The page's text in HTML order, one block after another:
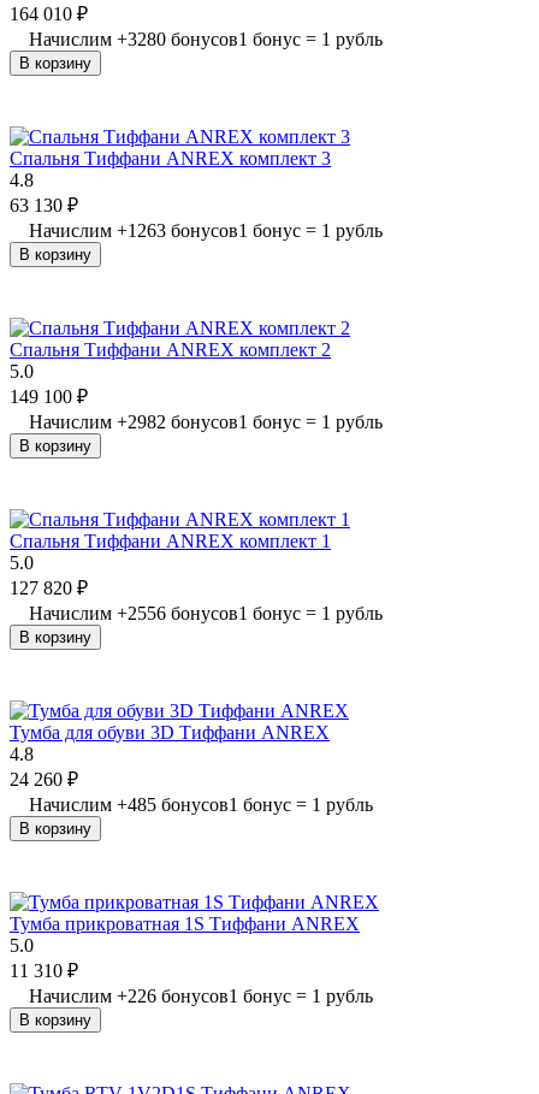
164 010 ₽
Начислим +3280 бонусов1 бонус = 1 рубль
В корзину
Спальня Тиффани ANREX комплект 3
4.8
63 130 ₽
Начислим +1263 бонусов1 бонус = 1 рубль
В корзину
Спальня Тиффани ANREX комплект 2
5.0
149 100 ₽
Начислим +2982 бонусов1 бонус = 1 рубль
В корзину
Спальня Тиффани ANREX комплект 1
5.0
127 820 ₽
Начислим +2556 бонусов1 бонус = 1 рубль
В корзину
Тумба для обуви 3D Тиффани ANREX
4.8
24 260 ₽
Начислим +485 бонусов1 бонус = 1 рубль
В корзину
Тумба прикроватная 1S Тиффани ANREX
5.0
11 310 ₽
Начислим +226 бонусов1 бонус = 1 рубль
В корзину